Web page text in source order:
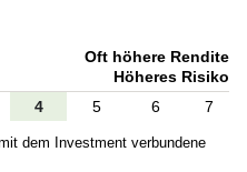
Oft höhere Rendite
Höheres Risiko
4 5 6 7
dem Investment verbundene